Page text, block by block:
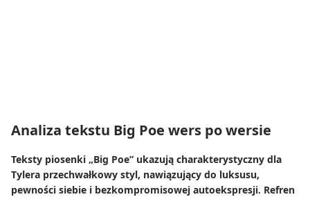
Analiza tekstu Big Poe wers po wersie
Teksty piosenki „Big Poe” ukazują charakterystyczny dla
Tylera przechwałkowy styl, nawiązujący do luksusu,
pewności siebie i bezkompromisowej autoekspresji. Refren